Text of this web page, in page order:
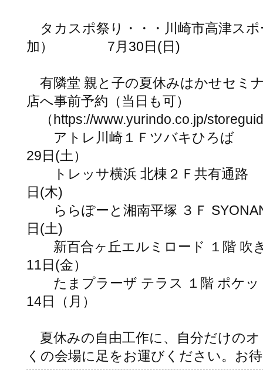
タカスポ祭り・・・川崎市高津ス
加） 7月30日(日)
有隣堂 親と子の夏休みはかせセミ
店へ事前予約（当日も可）
（https://www.yurindo.co.jp/
アトレ川崎１Ｆツ
29日(土）
トレッサ横浜 北棟
日(木)
ららぽーと湘南平塚 ３Ｆ
日(土)
新百合ヶ丘エルミロード
11日(金）
たまプラーザ テラス １
14日（月）
夏休みの自由工作に、自分だけの
くの会場に足をお運びください。お